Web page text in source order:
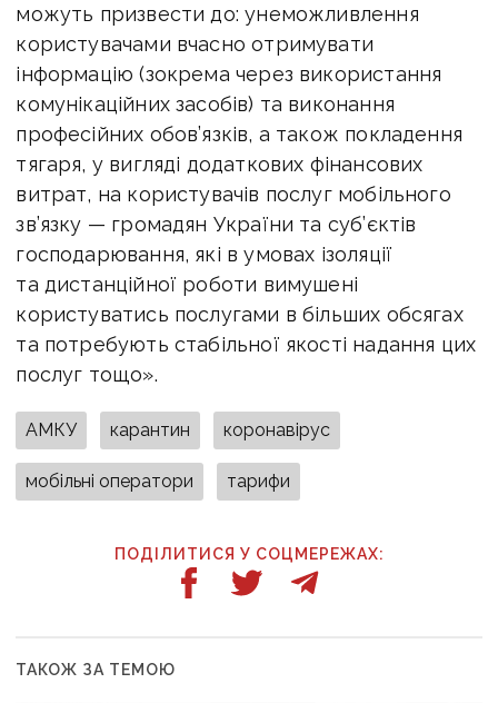
можуть призвести до: унеможливлення
користувачами вчасно отримувати
інформацію (зокрема через використання
комунікаційних засобів) та виконання
професійних обов’язків, а також покладення
тягаря, у вигляді додаткових фінансових
витрат, на користувачів послуг мобільного
зв’язку — громадян України та суб’єктів
господарювання, які в умовах ізоляції
та дистанційної роботи вимушені
користуватись послугами в більших обсягах
та потребують стабільної якості надання цих
послуг тощо».
АМКУ карантин коронавірус
мобільні оператори тарифи
ПОДІЛИТИСЯ У СОЦМЕРЕЖАХ:
ТАКОЖ ЗА ТЕМОЮ